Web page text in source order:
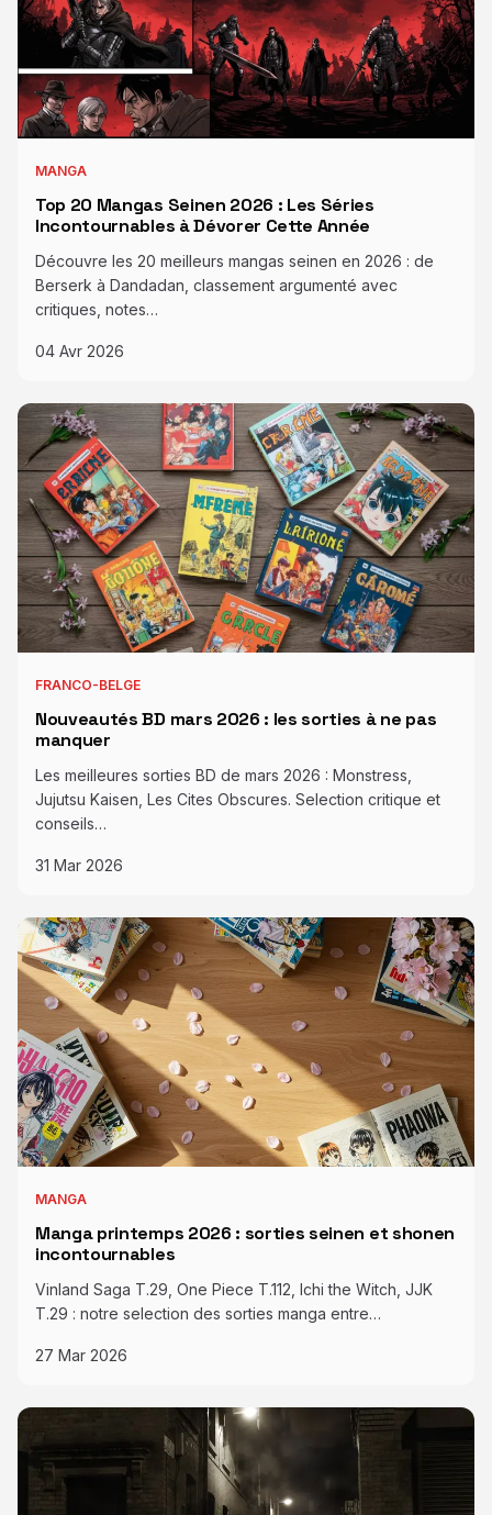
MANGA
Top 20 Mangas Seinen 2026 : Les Séries
Incontournables à Dévorer Cette Année
Découvre les 20 meilleurs mangas seinen en 2026 : de
Berserk à Dandadan, classement argumenté avec
critiques, notes…
04 Avr 2026
FRANCO-BELGE
Nouveautés BD mars 2026 : les sorties à ne pas
manquer
Les meilleures sorties BD de mars 2026 : Monstress,
Jujutsu Kaisen, Les Cites Obscures. Selection critique et
conseils…
31 Mar 2026
MANGA
Manga printemps 2026 : sorties seinen et shonen
incontournables
Vinland Saga T.29, One Piece T.112, Ichi the Witch, JJK
T.29 : notre selection des sorties manga entre…
27 Mar 2026